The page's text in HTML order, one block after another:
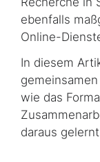
ebenfalls
Online-
In diesem
wie das
daraus